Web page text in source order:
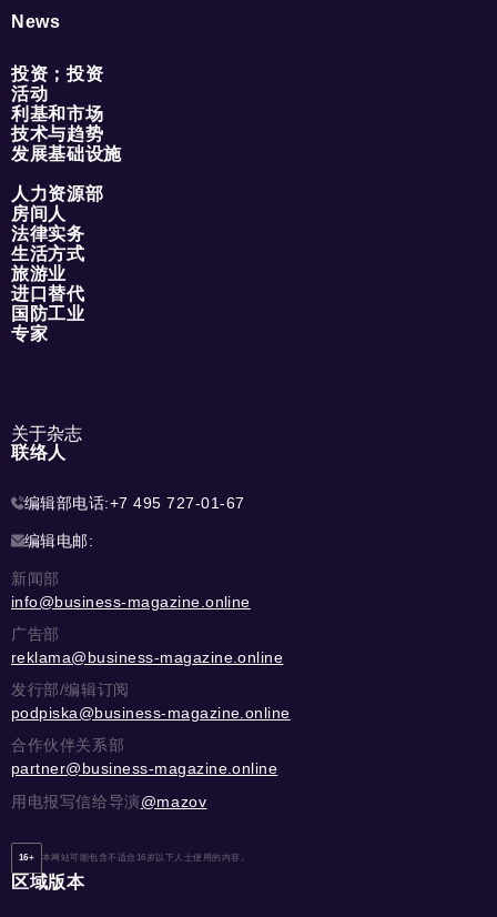
News
投资；投资
活动
利基和市场
技术与趋势
发展基础设施
人力资源部
房间人
法律实务
生活方式
旅游业
进口替代
国防工业
专家
关于杂志
联络人
编辑部电话:+7 495 727-01-67
编辑电邮:
新闻部
info@business-magazine.online
广告部
reklama@business-magazine.online
发行部/编辑订阅
podpiska@business-magazine.online
合作伙伴关系部
partner@business-magazine.online
用电报写信给导演@mazov
16+ 本网站可能包含不适合16岁以下人士使用的内容。
区域版本